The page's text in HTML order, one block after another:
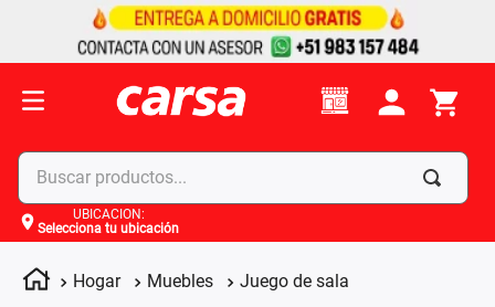
Buscar productos...
UBICACIÓN:
Selecciona tu ubicación
Hogar Muebles Juego de sala
Términos más buscados